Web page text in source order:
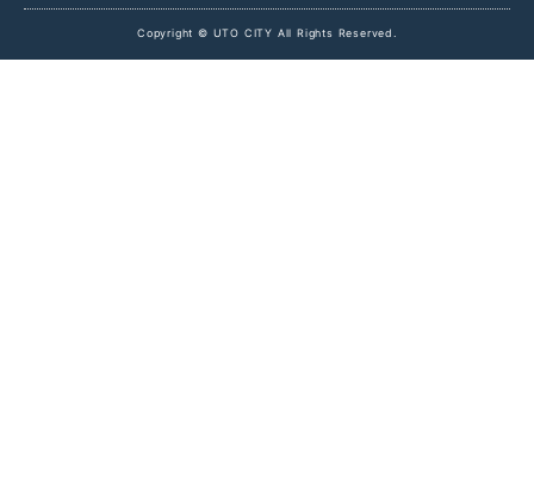
Copyright © UTO CITY All Rights Reserved.